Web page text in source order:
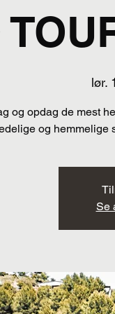
lør.
og opdag de mest
og hemmelige
Se